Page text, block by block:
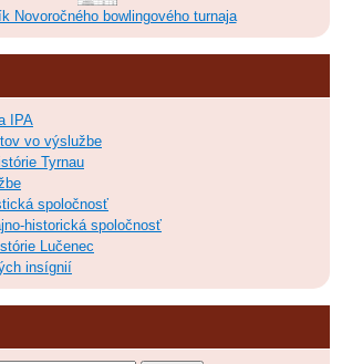
Novoročného bowlingového turnaja
IPA
vo výslužbe
Tyrnau
spoločnosť
historická spoločnosť
Lučenec
insígnií